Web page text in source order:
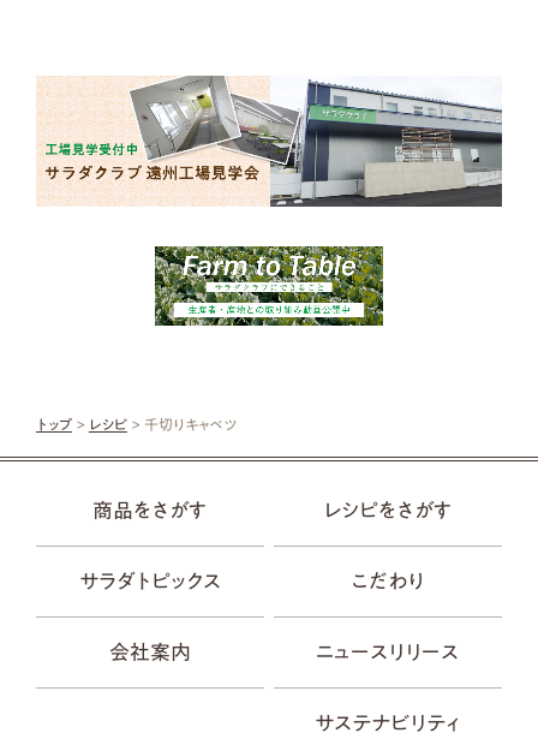
トップ> レシピ> 千切りキャベツ
商品をさがす レシピをさがす
サラダトピックス こだわり
会社案内 ニュースリリース
サステナビリティ